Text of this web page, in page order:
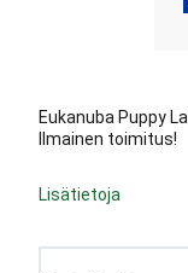
Eukanuba Puppy
Ilmainen toimitus!
Lisätietoja